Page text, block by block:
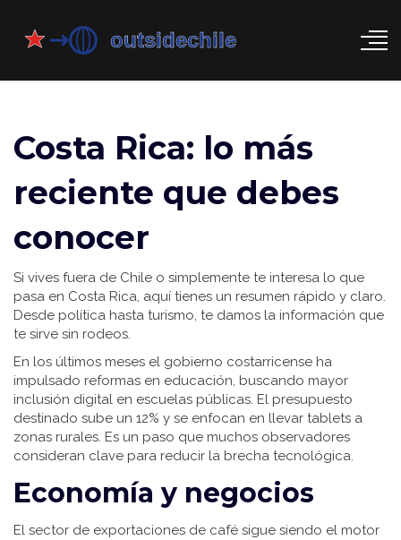
Costa Rica: lo más
reciente que debes
conocer
Si vives fuera de Chile o simplemente te interesa lo que
pasa en Costa Rica, aquí tienes un resumen rápido y claro.
Desde política hasta turismo, te damos la información que
te sirve sin rodeos.
En los últimos meses el gobierno costarricense ha
impulsado reformas en educación, buscando mayor
inclusión digital en escuelas públicas. El presupuesto
destinado sube un 12% y se enfocan en llevar tablets a
zonas rurales. Es un paso que muchos observadores
consideran clave para reducir la brecha tecnológica.
Economía y negocios
El sector de exportaciones de café sigue siendo el motor